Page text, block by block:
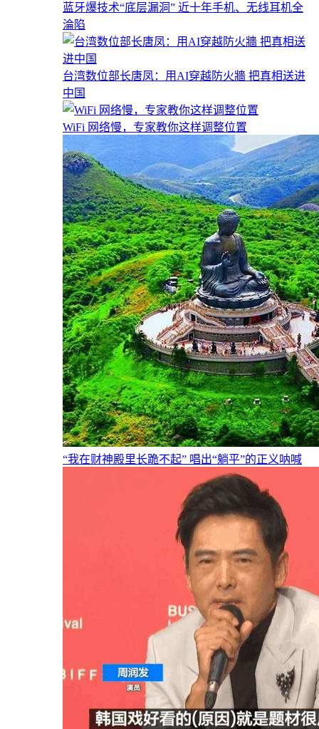
蓝牙爆技术“底层漏洞” 近十年手机、无线耳机全
淪陷
台湾数位部长唐凤：用AI穿越防火牆 把真相送进
中国
WiFi 网络慢，专家教你这样调整位置
“我在财神殿里长跪不起” 唱出“躺平”的正义呐喊